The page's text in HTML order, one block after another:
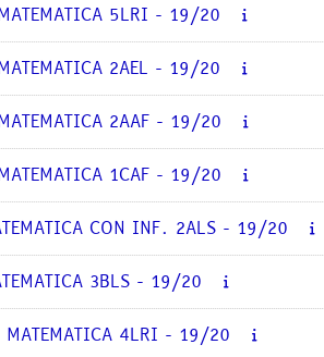
5LRI - 19/20
2AEL - 19/20
2AAF - 19/20
1CAF - 19/20
CON INF. 2ALS - 19/20
3BLS - 19/20
4LRI - 19/20